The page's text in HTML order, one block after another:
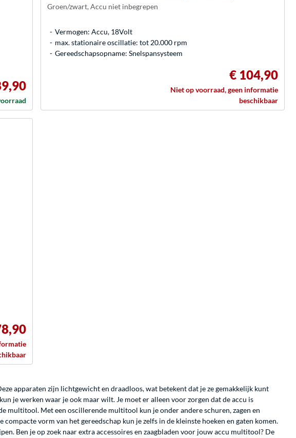
Groen/zwart, Accu niet inbegrepen
Vermogen: Accu, 18Volt
max. stationaire oscillatie: tot 20.000 rpm
Gereedschapsopname: Snelspansysteem
€ 104,90
Niet op voorraad, geen informatie
beschikbaar
apparaten zijn lichtgewicht en draadloos, wat betekent dat je ze gemakkelijk kunt
je werken waar je ook maar wilt. Je moet er alleen voor zorgen dat de accu is
multitool. Met een oscillerende multitool kun je onder andere schuren, zagen en
vorm van het gereedschap kun je zelfs in de kleinste hoeken en gaten komen.
Ben je op zoek naar extra accessoires en zaagbladen voor jouw accu multitool? De